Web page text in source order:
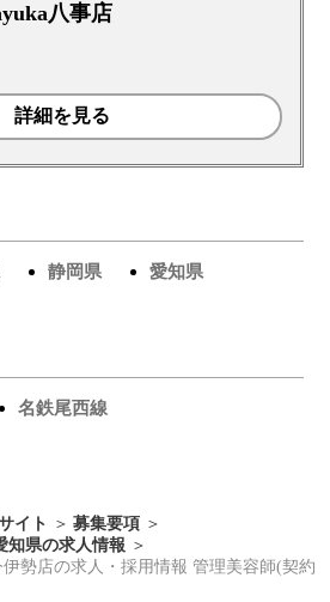
八事店
詳細を見る
静岡県
愛知県
名鉄尾西線
イト
募集要項
知県の求人情報
伊勢店の求人・採用情報 管理美容師(契約